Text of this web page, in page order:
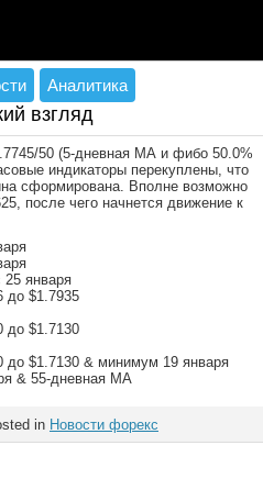
Аналитика
взгляд
50 (5-дневная МА и фибо 50.0%
индикаторы перекуплены, что
сформирована. Вполне возможно
после чего начнется движение к
25 января
дo $1.7935
дo $1.7130
дo $1.7130 & минимум 19 января
& 55-дневная МА
in Новости форекс